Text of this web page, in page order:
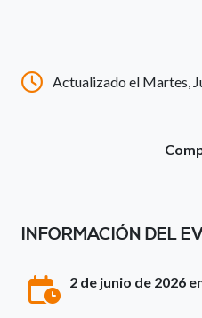
Actualizado el Martes,
INFORMACIÓN DEL
2 de junio de 2026